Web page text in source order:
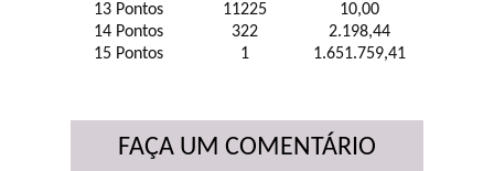
13 Pontos
11225
10,00
14 Pontos
322
2.198,44
15 Pontos
1 1.651.759,41
FAÇA UM COMENTÁRIO